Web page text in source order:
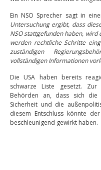
Ein NSO Sprecher sagt in
Untersuchung ergibt, dass
NSO stattgefunden haben,
werden rechtliche Schritte
zuständigen
vollständigen Informationen
Die USA haben bereits
schwarze Liste gesetzt.
Behörden an, dass sich die
Sicherheit und die
diesem Entschluss könnte
beschleunigend gewirkt haben.